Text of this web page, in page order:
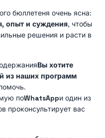
бюллетеня очень ясна:
опыт и суждения, чтобы
решения и расти в
Вы хотите
из наших программ
поWhatsAppи один из
проконсультирует вас